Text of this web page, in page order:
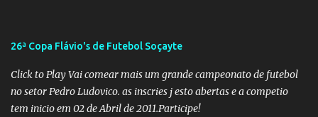
afinal de contas como acreditar em algo proposto pelo novo
ministro sem imaginar que ele só esta querendo auferir vantagens
pessoais em uma pasta de tamanha envergadura e influência na
vida dos brasileiros. Evelin Azevedo escreveu brilhantemen...
26ª Copa Flávio's de Futebol Soçayte
Click to Play Vai comear mais um grande campeonato de futebol
no setor Pedro Ludovico. as inscries j esto abertas e a competio
tem inicio em 02 de Abril de 2011.Participe!